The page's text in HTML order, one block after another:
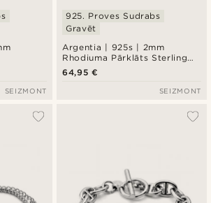
SEIZMONT
Argentia | 925s | 2mm
Rhodiuma Pārklāts Sterling
Sudraba Kurbu Ķēdes
Rokassprādze
925. Proves Sudrabs
Gravēt
64,95 €
SEIZMONT